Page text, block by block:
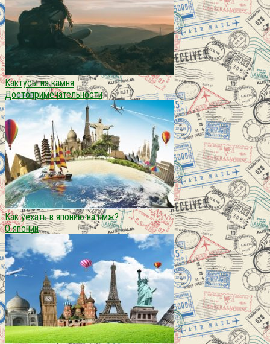
Кактусы из камня
Достопримечательности
Как уехать в японию на пмж?
О японии